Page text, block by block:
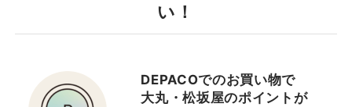
い！
DEPACOでのお買い物で
大丸・松坂屋のポイントが